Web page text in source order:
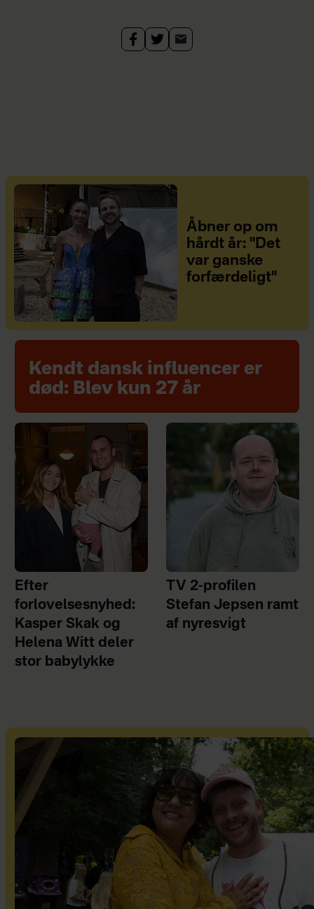
Åbner op om
hårdt år: "Det
var ganske
forfærdeligt"
Kendt dansk influencer er
død: Blev kun 27 år
Efter
forlovelsesnyhed:
Kasper Skak og
Helena Witt deler
stor babylykke
TV 2-profilen
Stefan Jepsen ramt
af nyresvigt